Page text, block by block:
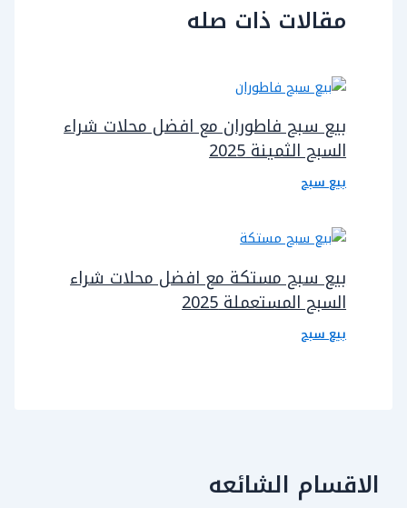
مقالات ذات صله
بيع سبح فاطوران مع افضل محلات شراء
السبح الثمينة 2025
بيع سبح
بيع سبح مستكة مع افضل محلات شراء
السبح المستعملة 2025
بيع سبح
الاقسام الشائعه